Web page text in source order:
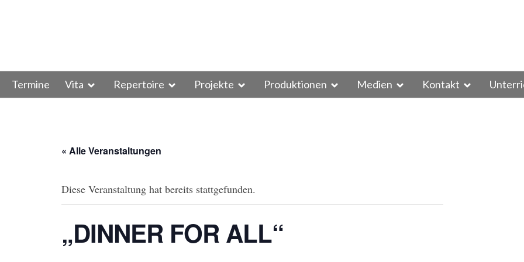
Termine Vita Repertoire Projekte Produktionen Medien Kontakt
« Alle Veranstaltungen
Diese Veranstaltung hat bereits stattgefunden.
„DINNER FOR ALL“